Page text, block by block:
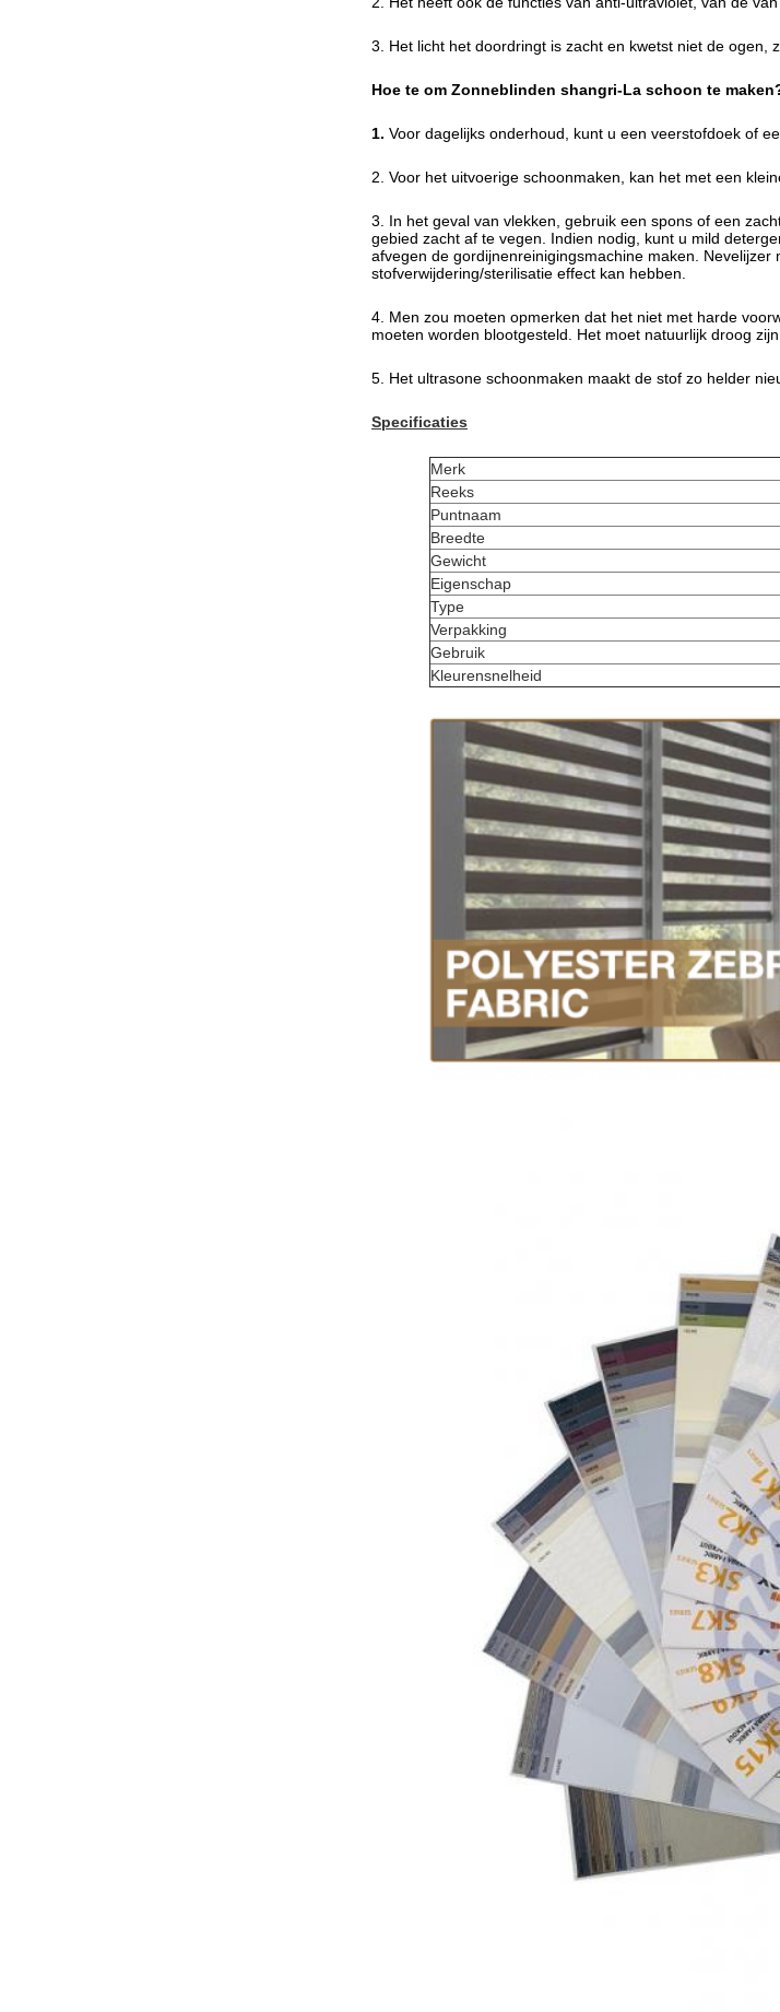
3. Het licht het doordringt is zacht en kwetst niet de ogen,
Hoe te om Zonneblinden shangri-La schoon te
1. Voor dagelijks onderhoud, kunt u een veerstofdoek of
2. Voor het uitvoerige schoonmaken, kan het met een
3. In het geval van vlekken, gebruik een spons of een
gebied zacht af te vegen. Indien nodig, kunt u mild
afvegen de gordijnenreinigingsmachine maken.
stofverwijdering/sterilisatie effect kan hebben.
4. Men zou moeten opmerken dat het niet met harde
moeten worden blootgesteld. Het moet natuurlijk droog zijn.
5. Het ultrasone schoonmaken maakt de stof zo helder
Specificaties
Merk
Reeks
Puntnaam
Breedte
Gewicht
Eigenschap
Type
Verpakking
Gebruik
Kleurensnelheid